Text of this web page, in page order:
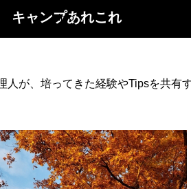
info
キャンプあれこれ
が、培ってきた経験やTipsを共有